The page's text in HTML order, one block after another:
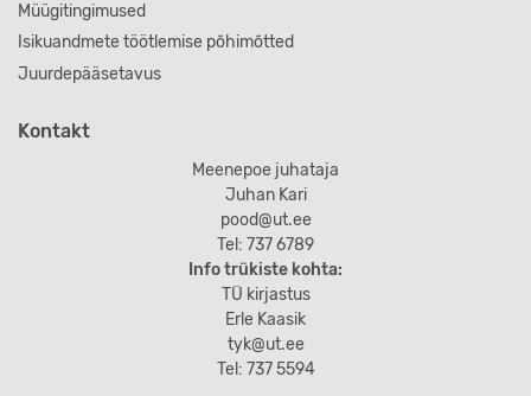
Müügitingimused
Isikuandmete töötlemise põhimõtted
Juurdepääsetavus
Kontakt
Meenepoe juhataja
Juhan Kari
pood@ut.ee
Tel: 737 6789
Info trükiste kohta:
TÜ kirjastus
Erle Kaasik
tyk@ut.ee
Tel: 737 5594